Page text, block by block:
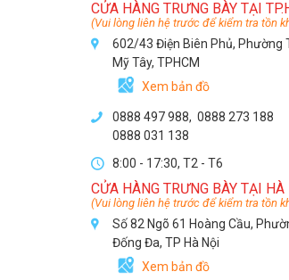
CỬA HÀNG TRƯNG BÀY TẠI
(Vui lòng liên hệ trước để kiểm tra tồn
602/43 Điện Biên Phủ, Phường
Mỹ Tây, TPHCM
Xem bản đồ
0888 497 988, 0888 273 188
0888 031 138
8:00 - 17:30, T2 - T6
CỬA HÀNG TRƯNG BÀY TẠI HÀ
(Vui lòng liên hệ trước để kiểm tra tồn
Số 82 Ngõ 61 Hoàng Cầu,
Đống Đa, TP Hà Nội
Xem bản đồ